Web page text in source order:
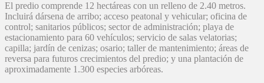
El predio comprende 12 hectáreas con un relleno de 2.40 metros.
Incluirá dársena de arribo; acceso peatonal y vehicular; oficina de
control; sanitarios públicos; sector de administración; playa de
estacionamiento para 60 vehículos; servicio de salas velatorias;
capilla; jardín de cenizas; osario; taller de mantenimiento; áreas de
reversa para futuros crecimientos del predio; y una plantación de
aproximadamente 1.300 especies arbóreas.